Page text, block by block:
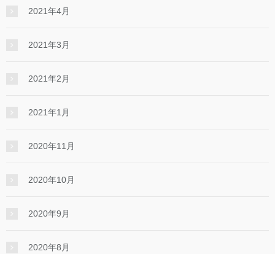
2021年4月
2021年3月
2021年2月
2021年1月
2020年11月
2020年10月
2020年9月
2020年8月